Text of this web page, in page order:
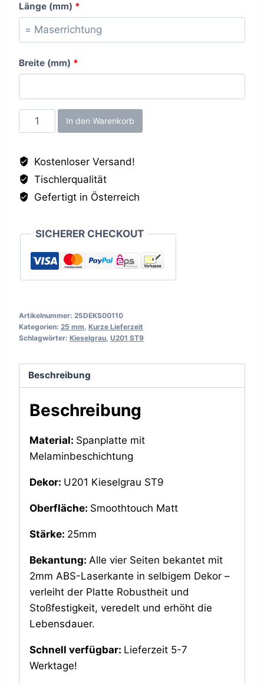
Länge (mm) *
Breite (mm) *
Kieselgrau
ST9,
Menge
In den Warenkorb
Kostenloser Versand!
Tischlerqualität
Gefertigt in Österreich
SICHERER CHECKOUT
Artikelnummer: 25DEKS00110
Kategorien: 25 mm Kurze Lieferzeit
Schlagwörter: Kieselgrau U201 ST9
Beschreibung
Beschreibung
Material: Spanplatte mit
Melaminbeschichtung
Dekor: U201 Kieselgrau ST9
Oberfläche: Smoothtouch Matt
Stärke: 25mm
Bekantung: Alle vier Seiten bekantet mit
2mm ABS-Laserkante in selbigem Dekor –
verleiht der Platte Robustheit und
Stoßfestigkeit, veredelt und erhöht die
Lebensdauer.
Schnell verfügbar: Lieferzeit 5-7
Werktage!